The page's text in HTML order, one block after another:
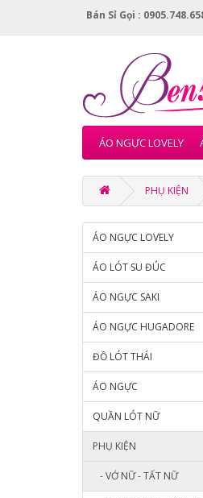
Bán Sỉ Gọi :
ÁO NGỰC LOVELY
PHỤ KIỆN
ÁO NGỰC LOVELY
ÁO LÓT SU ĐÚC
ÁO NGỰC SAKI
ÁO NGỰC HUGADORE
ĐỒ LÓT THÁI
ÁO NGỰC
QUẦN LÓT NỮ
PHỤ KIỆN
- VỚ NỮ - TẤT NỮ